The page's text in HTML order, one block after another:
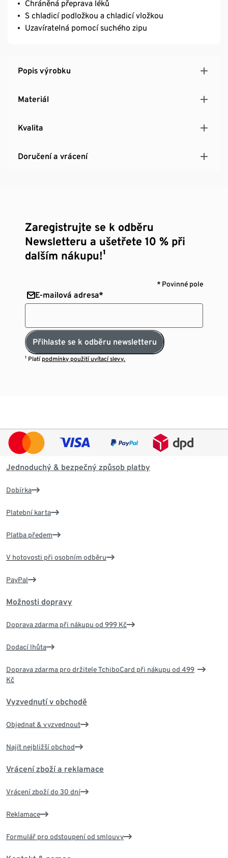
Chráněná přeprava léků
S chladicí podložkou a chladicí vložkou
Uzavíratelná pomocí suchého zipu
Popis výrobku
Materiál
Kvalita
Doručení a vrácení
Zaregistrujte se k odběru
Newsletteru a ušetřete 10 % při
dalším nákupu!¹
* Povinné pole
E-mailová adresa*
Přihlaste se k odběru newsletteru
¹ Platí podmínky použití uvítací slevy.
Jednoduchý & bezpečný způsob platby
Dobírka
Platební karta
Platba předem
V hotovosti při osobním odběru
PayPal
Možnosti dopravy
Doprava zdarma při nákupu od 999 Kč
Dodací lhůta
Doprava zdarma pro držitele TchiboCard při nákupu od 499
Kč
Vyzvednutí v obchodě
Objednat & vyzvednout
Najít nejbližší obchod
Vrácení zboží a reklamace
Vrácení zboží do 30 dní
Reklamace
Formulář pro odstoupení od smlouvy